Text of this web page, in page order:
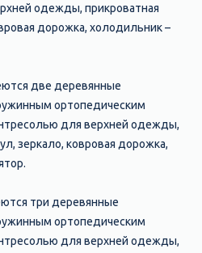
одежды, прикроватная
дорожка, холодильник –
две деревянные
ортопедическим
для верхней одежды,
зеркало, ковровая дорожка,
три деревянные
ортопедическим
для верхней одежды,